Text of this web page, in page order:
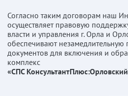
Согласно таким договорам наш
осуществляет правовую
власти и управления г. Орла и
обеспечивают незамедлительную
документов для включения и
комплекс
«СПС